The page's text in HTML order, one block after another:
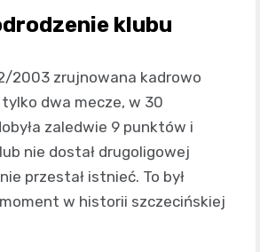
klubu
2003 zrujnowana kadrowo
tylko dwa mecze, w 30
zaledwie 9 punktów i
nie dostał drugoligowej
przestał istnieć. To był
w historii szczecińskiej